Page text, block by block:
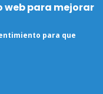
web para mejorar
para que